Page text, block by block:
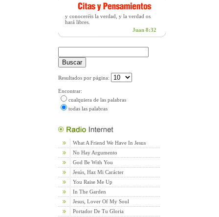
y conoceréis la verdad, y la verdad os
hará libres.
Juan 8:32
Resultados por página:
Encontrar:
cualquiera de las palabras
todas las palabras
What A Friend We Have In Jesus
No Hay Argumento
God Be With You
Jesús, Haz Mi Carácter
You Raise Me Up
In The Garden
Jesus, Lover Of My Soul
Portador De Tu Gloria